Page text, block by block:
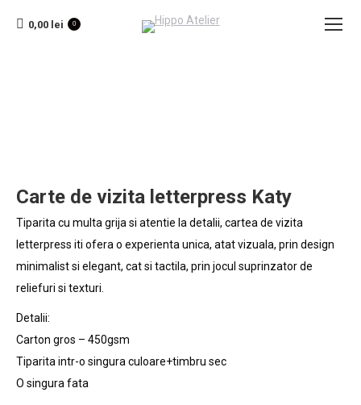
0,00 lei 0
Carte de vizita letterpress Katy
Tiparita cu multa grija si atentie la detalii, cartea de vizita
letterpress iti ofera o experienta unica, atat vizuala, prin design
minimalist si elegant, cat si tactila, prin jocul suprinzator de
reliefuri si texturi.
Detalii:
Carton gros – 450gsm
Tiparita intr-o singura culoare+timbru sec
O singura fata